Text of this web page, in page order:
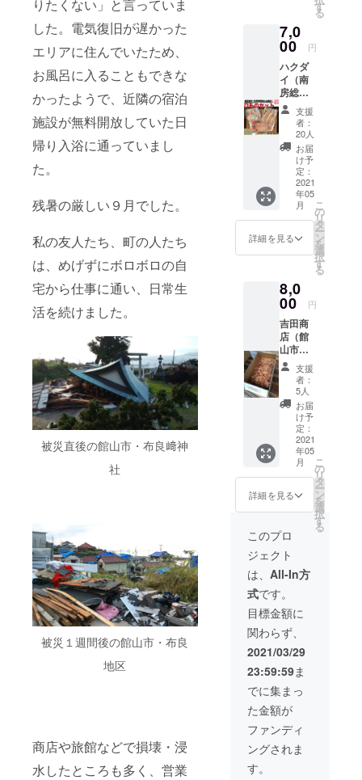
りたくない」と言っていま
した。電気復旧が遅かった
エリアに住んでいたため、
お風呂に入ることもできな
かったようで、近隣の宿泊
施設が無料開放していた日
帰り入浴に通っていまし
た。
残暑の厳しい９月でした。
私の友人たち、町の人たち
は、めげずにボロボロの自
宅から仕事に通い、日常生
活を続けました。
被災直後の館山市・布良﨑神
社
被災１週間後の館山市・布良
地区
商店や旅館などで損壊・浸
水したところも多く、営業
で、そ
の拠点
となっ
たのが
安房神
社だそ
うで
す。今
ではそ
の歴史
は途絶
えてし
まいま
した
が、サ
ナブル
な未来
可能性
を秘め
た素材
なのか
もしれ
ませ
ん。 か
つオ
シャ
レ。体
にいい
し自然
にもい
い靴下
で毎日
快適に
過ごし
ましょ
う。 注
意）写
真は３
点写っ
ていま
すが、
発送す
るのは
１点で
す。
e.com/a
wacafe
簡単に
きて、
とって
も美味
しいん
です
よ！ぜ
ひこの
機会に
ご賞味
くださ
い。 注
意）画
４点
写って
送する
のは２
点で
す。
菓子詰
め合わ
せセッ
ト。 凪
どら焼
き（つ
ぶ２・
栗入り
つぶ
２）＋
城山最
中２＋
ピーナ
ツパイ
饅頭２
が入っ
た豪華
澤家行
きつけ
の「や
まも
と」さ
ん。何
を食べ
ても美
味しい
んで
す。 注
意）画
像は凪
どら焼
き、
ツパイ
饅頭、
中のイ
メージ
です。
発送す
詰め合
わせ
セット
１箱で
す。
澤から
お手紙
を送り
ます。
「白浜
生絞り
豆腐」
は、有
機大豆
とにが
りだけ
で作っ
た本物
の豆腐
です。
昔なが
らの作
り方
の大豆
を絞り
ます。
手間ひ
まかか
り現在
ではこ
の製法
でつく
られる
豆腐は
ごくわ
ずかで
す。 国
産在来
種の有
機大豆
豆本来
最大限
に生か
した、
極上の
汲み上
げ豆腐
です。
無添
砂糖も
乳製品
も卵も
使わな
いプリ
ン！？
冷たい
す
る
7,0
00 円
ハクダ
イ（南
房総市
千倉町
白子
1539）
の干物
セット
１つと
主催
者・梅
澤から
のお礼
のお手
紙を送
りま
目鯛１
枚・あ
じ３
枚・さ
ばの文
化干し
３枚の
豪華
セッ
ト！ 鮮
度抜群
のた
め、熟
練工の
手によ
り一枚
一枚丁
いま
す！ 房
総半島
といえ
ば魚！
干物！
お土産
品とし
ても大
人気で
す。ぜ
ひご家
庭で味
わって
くださ
いま
せ。
支援
者：
20人
お届
け予
定：
2021
年05
月
詳細を見る
こ
の
リ
タ
ー
ン
を
選
択
す
る
8,0
00 円
吉田商
店（館
山市宮
城２８
０）の
房州か
つお節
５００g
と 主催
者・梅
澤から
お礼の
お手紙
を送り
ます。
箱を開
けると
とって
もいい
香り
が！！
新鮮な
カツオ
を高温
の薪で
燻し、
旨味を
凝縮さ
せる
「手火
山式」
の技を
江戸時
代から
支援
者：
5人
お届
け予
定：
2021
年05
月
詳細を見る
こ
の
リ
タ
ー
ン
を
選
択
す
る
このプロ
ジェクト
は、 All-In方
式です。
目標金額に
関わらず、
2021/03/29
23:59:59ま
でに集まっ
た金額が
ファンディ
ングされま
す。